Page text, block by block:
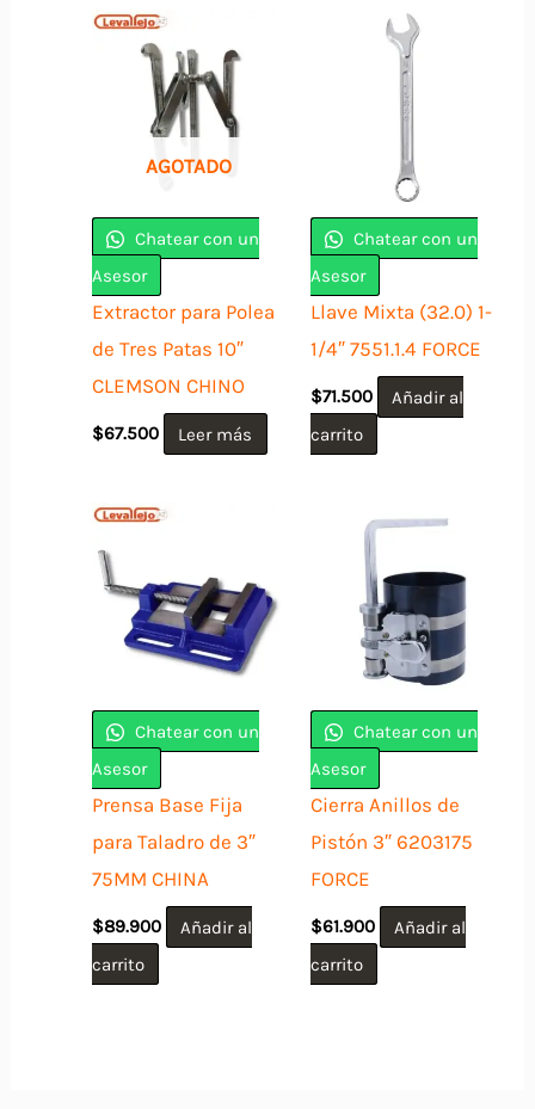
AGOTADO
Chatear con un
Asesor
Extractor para Polea
de Tres Patas 10″
CLEMSON CHINO
$67.500 Leer más
Chatear con un
Asesor
Llave Mixta (32.0) 1-
1/4″ 7551.1.4 FORCE
$71.500
Añadir al
carrito
Chatear con un
Asesor
Prensa Base Fija
para Taladro de 3″
75MM CHINA
$89.900
Añadir al
carrito
Chatear con un
Asesor
Cierra Anillos de
Pistón 3″ 6203175
FORCE
$61.900
Añadir al
carrito